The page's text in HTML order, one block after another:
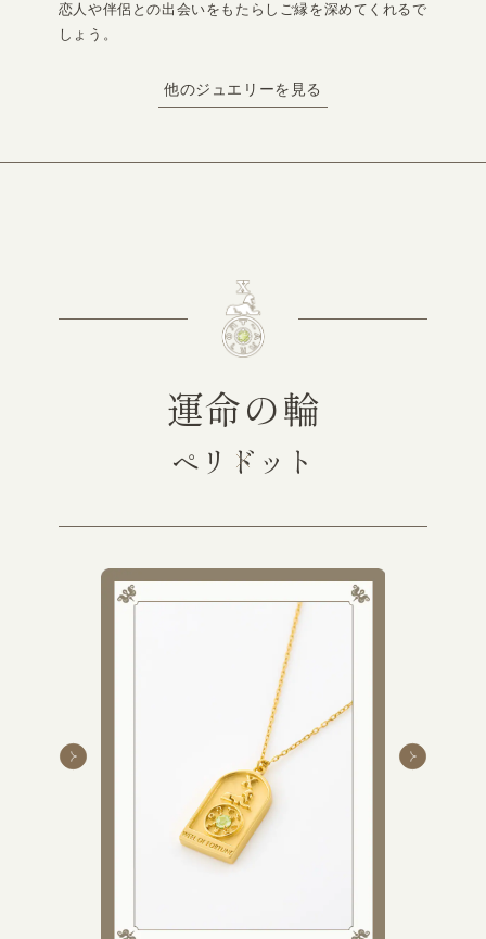
恋人や伴侶との出会いをもたらしご縁を深めてくれるで
しょう。
他のジュエリーを見る
運命の輪
ペリドット